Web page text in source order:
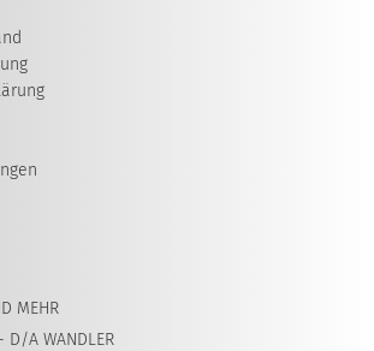
MEHR
D/A WANDLER